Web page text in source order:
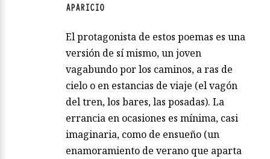
APARICIO
El protagonista de estos poemas es una
versión de sí mismo, un joven
vagabundo por los caminos, a ras de
cielo o en estancias de viaje (el vagón
del tren, los bares, las posadas). La
errancia en ocasiones es mínima, casi
imaginaria, como de ensueño (un
enamoramiento de verano que aparta